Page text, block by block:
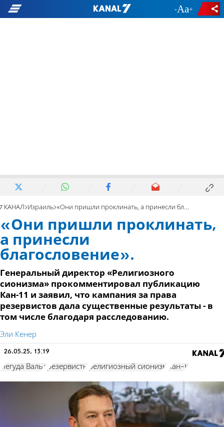
- +
7 КАНАЛ Израиль «Они пришли проклинать, а принесли благословение».
«Они пришли проклинать,
а принесли
благословение».
Генеральный директор «Религиозного
сионизма» прокомментировал публикацию
Кан-11 и заявил, что кампания за права
резервистов дала существенные результаты - в
том числе благодаря расследованию.
Эли Кенер
26.05.25, 13:19
Иегуда Вальд резервисты религиозный сионизм Кан-11